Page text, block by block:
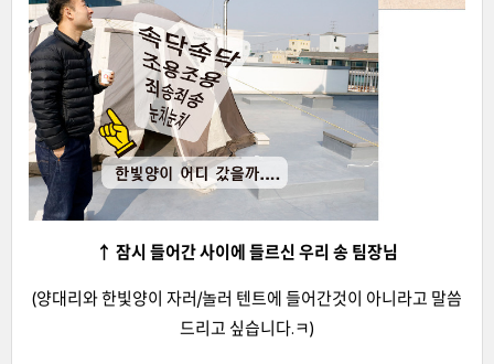
↑ 잠시 들어간 사이에 들르신 우리 송 팀장님
(양대리와 한빛양이 자러/놀러 텐트에 들어간것이 아니라고 말씀
드리고 싶습니다.ㅋ)